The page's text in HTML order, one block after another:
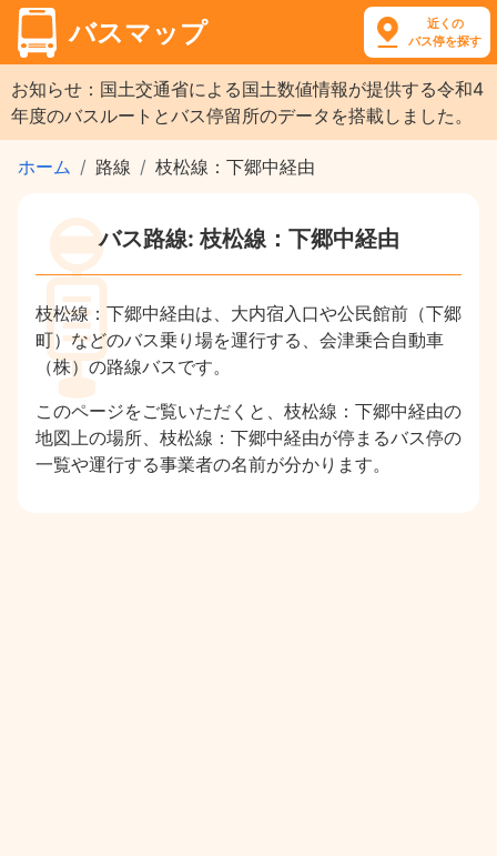
バスマップ
近くの
バス停を探す
お知らせ：国土交通省による国土数値情報が提供する令和4
年度のバスルートとバス停留所のデータを搭載しました。
ホーム 路線 枝松線：下郷中経由
バス路線: 枝松線：下郷中経由
枝松線：下郷中経由は、大内宿入口や公民館前（下郷
町）などのバス乗り場を運行する、会津乗合自動車
（株）の路線バスです。
このページをご覧いただくと、枝松線：下郷中経由の
地図上の場所、枝松線：下郷中経由が停まるバス停の
一覧や運行する事業者の名前が分かります。